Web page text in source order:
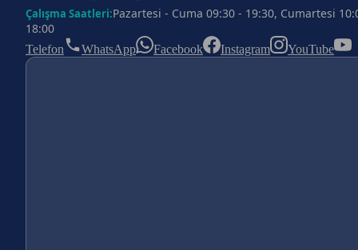
Çalışma Saatleri:Pazartesi - Cuma 09:30 - 19:30, Cumartesi
18:00
Telefon WhatsApp Facebook Instagram YouTube